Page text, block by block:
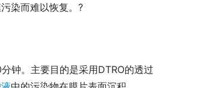
染而难以恢复。?
钟。主要目的是采用DTRO的透过